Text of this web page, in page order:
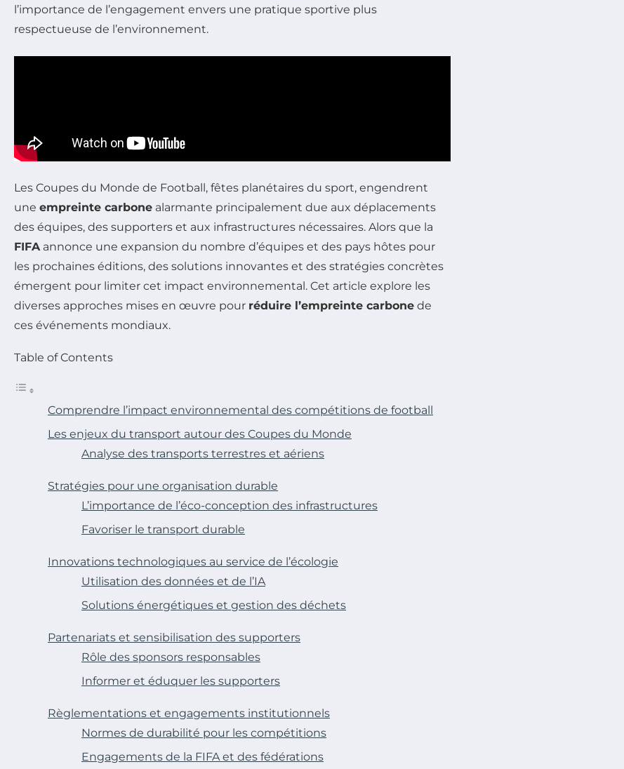
l’importance de l’engagement envers une pratique sportive plus
respectueuse de l’environnement.
Les Coupes du Monde de Football, fêtes planétaires du sport, engendrent
une empreinte carbone alarmante principalement due aux déplacements
des équipes, des supporters et aux infrastructures nécessaires. Alors que la
FIFA annonce une expansion du nombre d’équipes et des pays hôtes pour
les prochaines éditions, des solutions innovantes et des stratégies concrètes
émergent pour limiter cet impact environnemental. Cet article explore les
diverses approches mises en œuvre pour réduire l’empreinte carbone de
ces événements mondiaux.
Table of Contents
Comprendre l’impact environnemental des compétitions de football
Les enjeux du transport autour des Coupes du Monde
Analyse des transports terrestres et aériens
Stratégies pour une organisation durable
L’importance de l’éco-conception des infrastructures
Favoriser le transport durable
Innovations technologiques au service de l’écologie
Utilisation des données et de l’IA
Solutions énergétiques et gestion des déchets
Partenariats et sensibilisation des supporters
Rôle des sponsors responsables
Informer et éduquer les supporters
Règlementations et engagements institutionnels
Normes de durabilité pour les compétitions
Engagements de la FIFA et des fédérations